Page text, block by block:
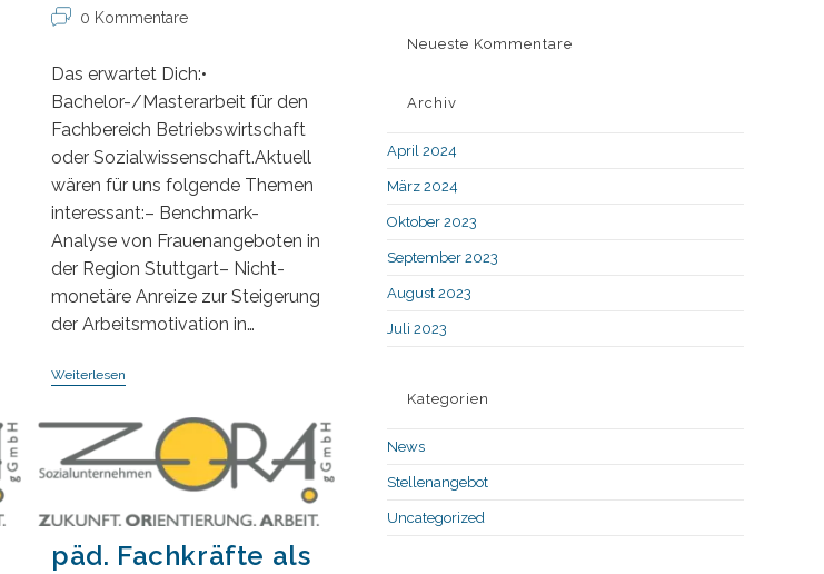
Kategorie:
Beitrags-0 Kommentare
Das erwartet Dich:•
Bachelor-/Masterarbeit für den
Fachbereich Betriebswirtschaft
oder Sozialwissenschaft.Aktuell
wären für uns folgende Themen
interessant:– Benchmark-
Analyse von Frauenangeboten in
der Region Stuttgart– Nicht-
monetäre Anreize zur Steigerung
der Arbeitsmotivation in…
Weiterlesen
Oder
Masterarbeit
Im
Sozialunternehmen
GGmbH
päd. Fachkräfte als
Neueste Kommentare
Archiv
April 2024
März 2024
Oktober 2023
September 2023
August 2023
Juli 2023
Kategorien
News
Stellenangebot
Uncategorized